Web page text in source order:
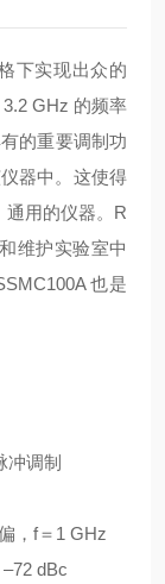
下实现出众的
GHz 的频率
的重要调制功
器中。这使得
通用的仪器。R
维护实验室中
也是
调制
，f＝1 GHz
dBc